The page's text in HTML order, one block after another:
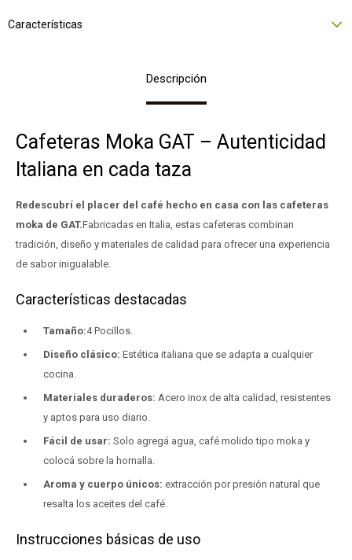
Características
Descripción
Cafeteras Moka GAT – Autenticidad
Italiana en cada taza
Redescubrí el placer del café hecho en casa con las cafeteras
moka de GAT.Fabricadas en Italia, estas cafeteras combinan
tradición, diseño y materiales de calidad para ofrecer una experiencia
de sabor inigualable.
Características destacadas
Tamaño:4 Pocillos.
Diseño clásico: Estética italiana que se adapta a cualquier
cocina.
Materiales duraderos: Acero inox de alta calidad, resistentes
y aptos para uso diario.
Fácil de usar: Solo agregá agua, café molido tipo moka y
colocá sobre la hornalla.
Aroma y cuerpo únicos: extracción por presión natural que
resalta los aceites del café.
Instrucciones básicas de uso